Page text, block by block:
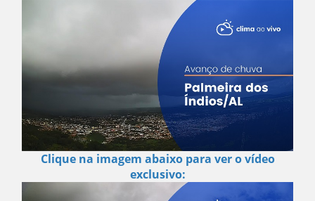
Clique na imagem abaixo para ver o vídeo
exclusivo: